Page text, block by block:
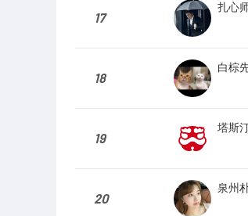
17
扎心
18
白棕
19
塔斯
20
泉州